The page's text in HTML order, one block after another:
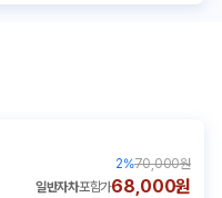
2%70,000원
일반자차포함가68,000원